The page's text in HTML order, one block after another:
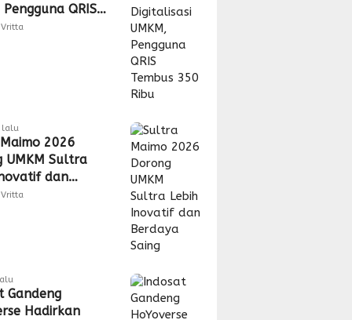
Pengguna QRIS
350 Ribu
Vritta
lalu
2026
UMKM Sultra
dan
Saing
Vritta
Gandeng
Hadirkan